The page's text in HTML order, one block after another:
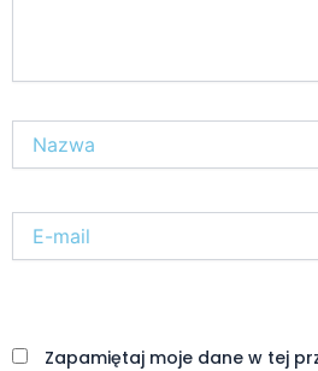
Nazwa*
mail*
Zapamiętaj moje dane w tej